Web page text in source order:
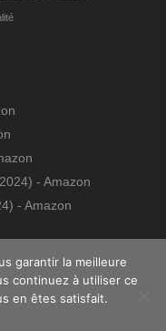
- Amazon
- Amazon
garantir la meilleure
continuez à utiliser ce
en êtes satisfait.